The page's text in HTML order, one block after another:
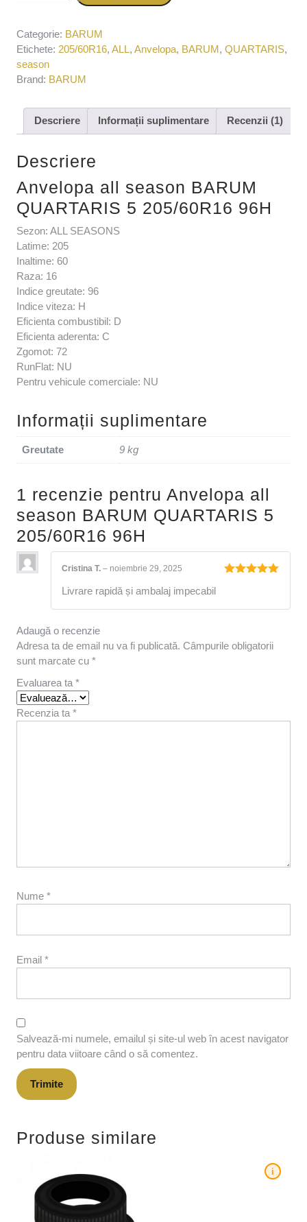
Categorie: BARUM
Etichete: 205/60R16, ALL, Anvelopa, BARUM, QUARTARIS,
season
Brand: BARUM
Descriere Informații suplimentare Recenzii (1)
Descriere
Anvelopa all season BARUM
QUARTARIS 5 205/60R16 96H
Sezon: ALL SEASONS
Latime: 205
Inaltime: 60
Raza: 16
Indice greutate: 96
Indice viteza: H
Eficienta combustibil: D
Eficienta aderenta: C
Zgomot: 72
RunFlat: NU
Pentru vehicule comerciale: NU
Informații suplimentare
Greutate 9 kg
1 recenzie pentru Anvelopa all
season BARUM QUARTARIS 5
205/60R16 96H
Cristina T. – noiembrie 29, 2025
Livrare rapidă și ambalaj impecabil
Adaugă o recenzie
Adresa ta de email nu va fi publicată. Câmpurile obligatorii
sunt marcate cu *
Evaluarea ta *
Recenzia ta *
Nume *
Email *
Salvează-mi numele, emailul și site-ul web în acest navigator
pentru data viitoare când o să comentez.
Produse similare
i